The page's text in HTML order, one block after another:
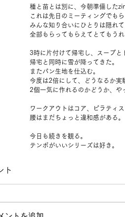
種と苗とは別に、今朝準備した
これは先日のミーティングでも
みんな知り合いにひとりは隠れ
全部もらってもらえてとてもうれ
3時に片付けて帰宅し、スープと
帰宅と同時に雪が降ってきた。
またパン生地を仕込む。
今度は2倍にして、どうなるか実
2個一気に作れるのかどうか、や
ワークアウトはコア、ピラティス
腰はまだちょっと違和感がある。
今日も続きを観る。
テンポがいいシリーズは好き。
ト